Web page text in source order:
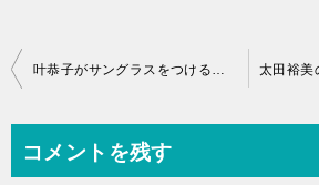
投
ビ
コメントを残す